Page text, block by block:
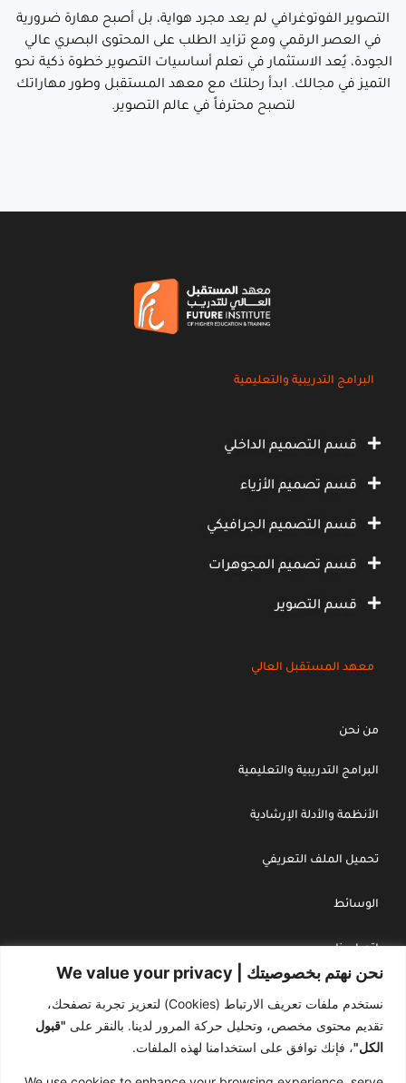
نحن نهتم بخصوصيتك | We value your privacy
نستخدم ملفات تعريف الارتباط (Cookies) لتعزيز تجربة تصفحك،
تقديم محتوى مخصص، وتحليل حركة المرور لدينا. بالنقر على "قبول
الكل"، فإنك توافق على استخدامنا لهذه الملفات.
التصوير الفوتوغرافي لم يعد مجرد هواية، بل أصبح مهارة ضرورية
في العصر الرقمي ومع تزايد الطلب على المحتوى البصري عالي
الجودة، يُعد الاستثمار في تعلم أساسيات التصوير خطوة ذكية نحو
التميز في مجالك. ابدأ رحلتك مع معهد المستقبل وطور مهاراتك
لتصبح محترفاً في عالم التصوير.
البرامج التدريبية والتعليمية
قسم التصميم الداخلي
قسم تصميم الأزياء
قسم التصميم الجرافيكي
قسم تصميم المجوهرات
قسم التصوير
معهد المستقبل العالي
من نحن
البرامج التدريبية والتعليمية
الأنظمة والأدلة الإرشادية
تحميل الملف التعريفي
الوسائط
اتصل بنا
سجل تجاري : 4030243738